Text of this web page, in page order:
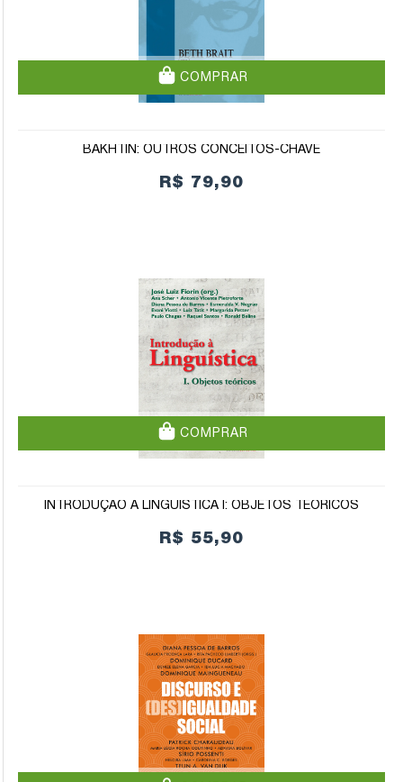
COMPRAR
BAKHTIN: OUTROS CONCEITOS-CHAVE
R$ 79,90
COMPRAR
INTRODUÇÃO À LINGUÍSTICA I: OBJETOS TEÓRICOS
R$ 55,90